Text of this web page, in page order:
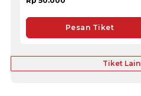
Pesan Tiket
Tiket